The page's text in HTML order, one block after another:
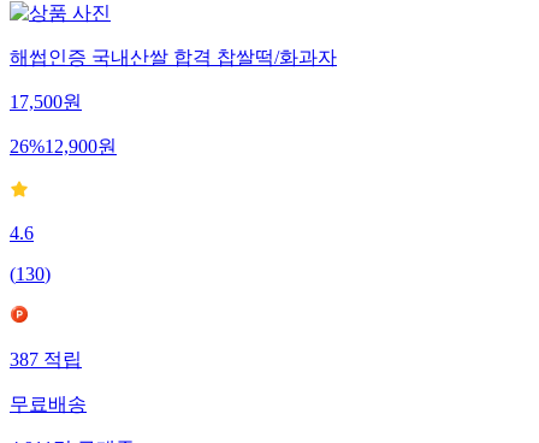
해썹인증 국내산쌀 합격 찹쌀떡/화과자
17,500원
26%12,900원
4.6
(130)
387적립
무료배송